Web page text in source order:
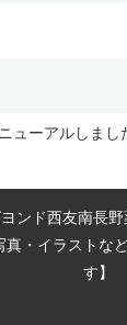
ューアルしまし
ンド西友南長
真・イラストな
す】